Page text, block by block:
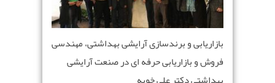
بازاریابی و برندسازی آرایشی بهداشتی، مهندسی
فروش و بازاریابی حرفه ای در صنعت آرایشی